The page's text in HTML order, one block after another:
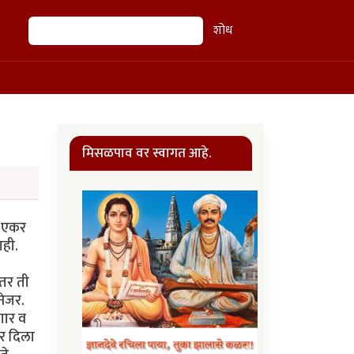
शोध शोध
व्हनार. एकडाव माफी करा. मी येतो दादा, सांजच्याला यीन जेवान घेवुन. दार लावुन घ्या तेवडं." दार लावताना मला प्रथमच जाणवलं. बाहेर सुसाट वारा सुटला होता. वाड्याच्या मधल्या भागात मात्र वर मोकळच होतं तरी आत निरव शांतता होती. पानही हालत नव्हतं. पान...आत्ता लक्षात आलं, इथे झाड काय झुडुपसुद्धा नव्हतं एकही, पान कुठुन येइल. आणि प्रथमच माझ्या
मिसळपाव वर स्वागत आहे.